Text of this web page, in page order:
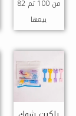
82 من 100 تم
بيعها